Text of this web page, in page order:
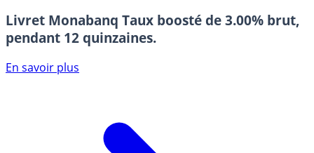
Livret Monabanq Taux boosté de 3.00% brut,
pendant 12 quinzaines.
En savoir plus